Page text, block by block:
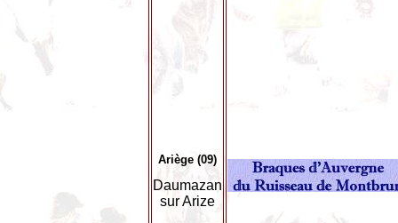
Ariège (09)
Daumazan
sur Arize